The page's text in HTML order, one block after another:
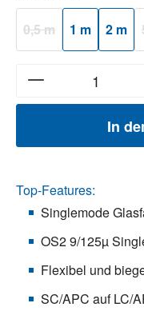
0,5 m(Diese Option ist
1 m 2 m
In
Top-Features:
Singlemode
OS2 9/125µ
Flexibel und
SC/APC auf LC/